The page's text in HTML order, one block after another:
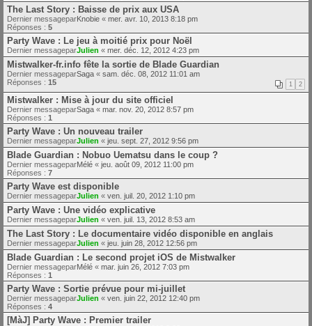
The Last Story : Baisse de prix aux USA
Dernier messageparKnobie « mer. avr. 10, 2013 8:18 pm
Réponses : 5
Party Wave : Le jeu à moitié prix pour Noël
Dernier messageparJulien « mer. déc. 12, 2012 4:23 pm
Mistwalker-fr.info fête la sortie de Blade Guardian
Dernier messageparSaga « sam. déc. 08, 2012 11:01 am
Réponses : 15 1 2
Mistwalker : Mise à jour du site officiel
Dernier messageparSaga « mar. nov. 20, 2012 8:57 pm
Réponses : 1
Party Wave : Un nouveau trailer
Dernier messageparJulien « jeu. sept. 27, 2012 9:56 pm
Blade Guardian : Nobuo Uematsu dans le coup ?
Dernier messageparMélé « jeu. août 09, 2012 11:00 pm
Réponses : 7
Party Wave est disponible
Dernier messageparJulien « ven. juil. 20, 2012 1:10 pm
Party Wave : Une vidéo explicative
Dernier messageparJulien « ven. juil. 13, 2012 8:53 am
The Last Story : Le documentaire vidéo disponible en anglais
Dernier messageparJulien « jeu. juin 28, 2012 12:56 pm
Blade Guardian : Le second projet iOS de Mistwalker
Dernier messageparMélé « mar. juin 26, 2012 7:03 pm
Réponses : 1
Party Wave : Sortie prévue pour mi-juillet
Dernier messageparJulien « ven. juin 22, 2012 12:40 pm
Réponses : 4
[MàJ] Party Wave : Premier trailer